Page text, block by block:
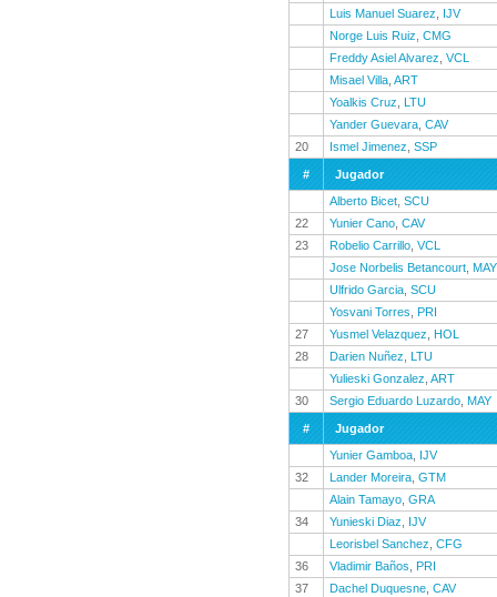
Luis Manuel Suarez
IJV
Norge Luis Ruiz CMG
Freddy Asiel Alvarez VCL
Misael Villa ART
Yoalkis Cruz
LTU
Yander Guevara CAV
20
Ismel Jimenez SSP
#
Jugador
Alberto Bicet SCU
22
Yunier Cano CAV
23
Robelio Carrillo VCL
Jose Norbelis Betancourt MAY
Ulfrido Garcia SCU
Yosvani Torres
PRI
27
Yusmel Velazquez
HOL
28
Darien Nuñez
LTU
Yulieski Gonzalez ART
30
Sergio Eduardo Luzardo MAY
#
Jugador
Yunier Gamboa IJV
32
Lander Moreira GTM
Alain Tamayo GRA
34
Yunieski Diaz
IJV
Leorisbel Sanchez CFG
36
Vladimir Baños
PRI
37
Dachel Duquesne CAV